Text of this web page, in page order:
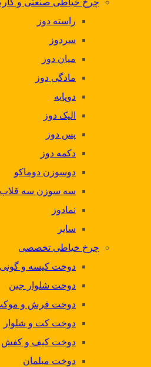
چرخ خیاطی صنعتی و
راسته دوز
سردوز
میان دوز
مادگی دوز
دوپایه
الیک دوز
پس دوز
دکمه دوز
دوسوزن دوماکو
سه سوزن سه قلاب
نمادوز
سایر
چرخ خیاطی تخصصی
دوخت کیسه و گونی
دوخت شلوار جین
دوخت فرش و
دوخت کت و شلوار
دوخت کیف و کفش
دوخت مبلمان